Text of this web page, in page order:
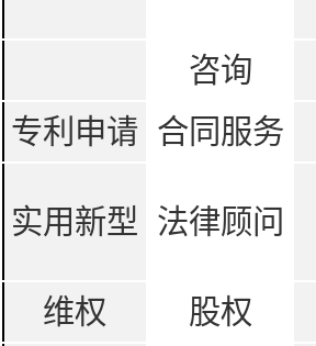
咨询
专利申请 合同服务
实用新型 法律顾问
维权 股权